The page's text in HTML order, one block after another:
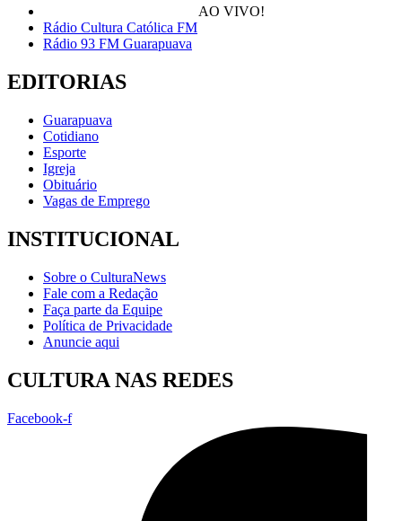
AO VIVO!
Rádio Cultura Católica FM
Rádio 93 FM Guarapuava
EDITORIAS
Guarapuava
Cotidiano
Esporte
Igreja
Obituário
Vagas de Emprego
INSTITUCIONAL
Sobre o CulturaNews
Fale com a Redação
Faça parte da Equipe
Política de Privacidade
Anuncie aqui
CULTURA NAS REDES
Facebook-f